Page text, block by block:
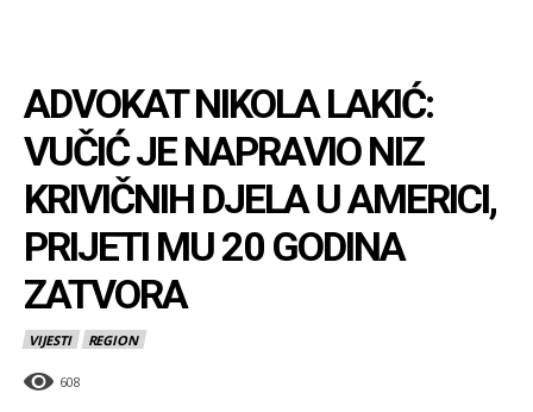
ADVOKAT NIKOLA LAKIĆ:
VUČIĆ JE NAPRAVIO NIZ
KRIVIČNIH DJELA U AMERICI,
PRIJETI MU 20 GODINA
ZATVORA
VIJESTI REGION
608